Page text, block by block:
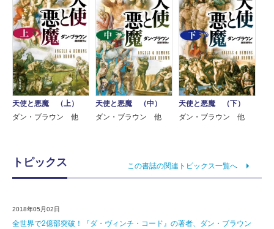
天使と悪魔 （上）
ダン・ブラウン 他
天使と悪魔 （中）
ダン・ブラウン 他
天使と悪魔 （下）
ダン・ブラウン 他
トピックス この書誌の関連トピックス一覧へ
2018年05月02日
全世界で2億部突破！『ダ・ヴィンチ・コード』の著者、ダン・ブラウン